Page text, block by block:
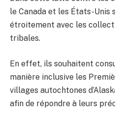
le Canada et les États-Unis
étroitement avec les
tribales.
En effet, ils souhaitent
manière inclusive les
villages autochtones
afin de répondre à leurs